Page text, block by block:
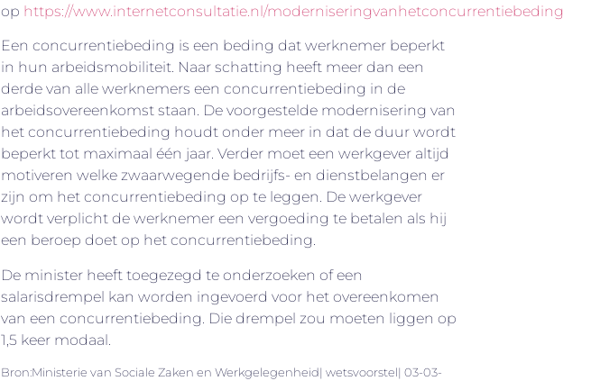
op https://www.internetconsultatie.nl/moderniseringvanhetconcurrentiebeding
Een concurrentiebeding is een beding dat werknemer beperkt
in hun arbeidsmobiliteit. Naar schatting heeft meer dan een
derde van alle werknemers een concurrentiebeding in de
arbeidsovereenkomst staan. De voorgestelde modernisering van
het concurrentiebeding houdt onder meer in dat de duur wordt
beperkt tot maximaal één jaar. Verder moet een werkgever altijd
motiveren welke zwaarwegende bedrijfs- en dienstbelangen er
zijn om het concurrentiebeding op te leggen. De werkgever
wordt verplicht de werknemer een vergoeding te betalen als hij
een beroep doet op het concurrentiebeding.
De minister heeft toegezegd te onderzoeken of een
salarisdrempel kan worden ingevoerd voor het overeenkomen
van een concurrentiebeding. Die drempel zou moeten liggen op
1,5 keer modaal.
Bron:Ministerie van Sociale Zaken en Werkgelegenheid| wetsvoorstel| 03-03-